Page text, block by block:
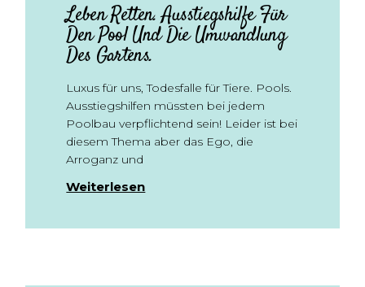
Leben Retten. Ausstiegshilfe Für
Den Pool Und Die Umwandlung
Des Gartens.
Luxus für uns, Todesfalle für Tiere. Pools.
Ausstiegshilfen müssten bei jedem
Poolbau verpflichtend sein! Leider ist bei
diesem Thema aber das Ego, die
Arroganz und
Weiterlesen